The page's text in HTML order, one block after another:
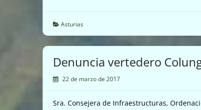
a
las
empresas
contaminan
(21/03/17)
Asturias
Denuncia vertedero
22 de marzo de 2017
Sra. Consejera de Infraestructuras,